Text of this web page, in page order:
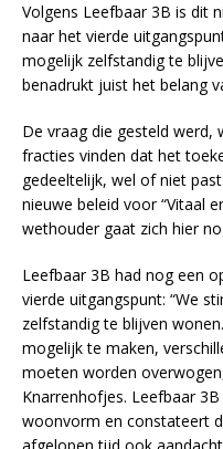
Volgens Leefbaar 3B is dit
naar het vierde
mogelijk zelfstandig te
benadrukt juist het belang
De vraag die gesteld werd,
fracties vinden dat het
gedeeltelijk, wel of niet
nieuwe beleid voor “Vitaal
wethouder gaat zich hier
Leefbaar 3B had nog een
vierde uitgangspunt: “We
zelfstandig te blijven
mogelijk te maken,
moeten worden
Knarrenhofjes. Leefbaar
woonvorm en constateert